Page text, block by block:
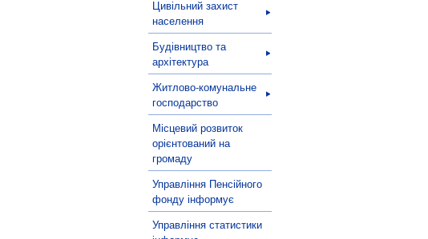
Цивільний захист
населення
Будівництво та
архітектура
Житлово-комунальне
господарство
Місцевий розвиток
орієнтований на
громаду
Управління Пенсійного
фонду інформує
Управління статистики